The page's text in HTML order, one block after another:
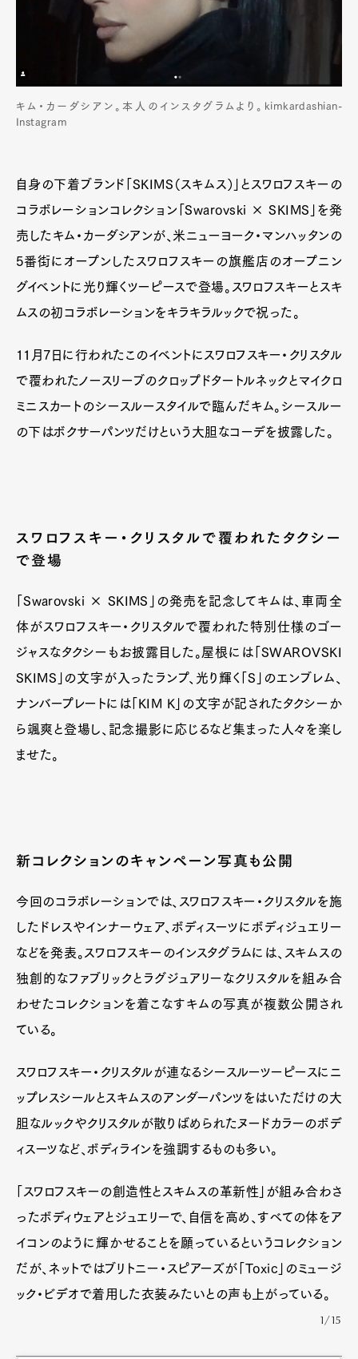
キム・カーダシアン。本人のインスタグラムより。kimkardashian-
Instagram
自身の下着ブランド「SKIMS（スキムス）」とスワロフスキーの
コラボレーションコレクション「Swarovski × SKIMS」を発
売したキム・カーダシアンが、米ニューヨーク・マンハッタンの
5番街にオープンしたスワロフスキーの旗艦店のオープニン
グイベントに光り輝くツーピースで登場。スワロフスキーとスキ
ムスの初コラボレーションをキラキラルックで祝った。
11月7日に行われたこのイベントにスワロフスキー・クリスタル
で覆われたノースリーブのクロップドタートルネックとマイクロ
ミニスカートのシースルースタイルで臨んだキム。シースルー
の下はボクサーパンツだけという大胆なコーデを披露した。
スワロフスキー・クリスタルで覆われたタクシー
で登場
「Swarovski × SKIMS」の発売を記念してキムは、車両全
体がスワロフスキー・クリスタルで覆われた特別仕様のゴー
ジャスなタクシーもお披露目した。屋根には「SWAROVSKI
SKIMS」の文字が入ったランプ、光り輝く「S」のエンブレム、
ナンバープレートには「KIM K」の文字が記されたタクシーか
ら颯爽と登場し、記念撮影に応じるなど集まった人々を楽し
ませた。
新コレクションのキャンペーン写真も公開
今回のコラボレーションでは、スワロフスキー・クリスタルを施
したドレスやインナーウェア、ボディスーツにボディジュエリー
などを発表。スワロフスキーのインスタグラムには、スキムスの
独創的なファブリックとラグジュアリーなクリスタルを組み合
わせたコレクションを着こなすキムの写真が複数公開され
ている。
スワロフスキー・クリスタルが連なるシースルーツーピースにニ
ップレスシールとスキムスのアンダーパンツをはいただけの大
胆なルックやクリスタルが散りばめられたヌードカラーのボデ
ィスーツなど、ボディラインを強調するものも多い。
「スワロフスキーの創造性とスキムスの革新性」が組み合わさ
ったボディウェアとジュエリーで、自信を高め、すべての体をア
イコンのように輝かせることを願っているというコレクション
だが、ネットではブリトニー・スピアーズが「Toxic」のミュージ
ック・ビデオで着用した衣装みたいとの声も上がっている。
1/15